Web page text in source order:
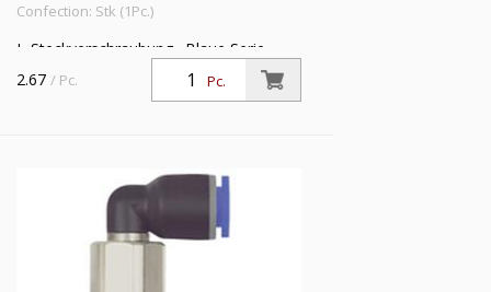
Confection: Stk (1Pc.)
L-Steckverschraubung »Blaue Serie«
lang, drehbar, R 1/4 a., für Schlauch-
Außen-Ø 4 mm, Arbeitsdr. max. 15 bar,
Pc.
2.67 / Pc.